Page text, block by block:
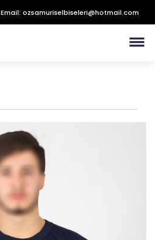
Email: ozsamuriselbiseleri@hotmail.com